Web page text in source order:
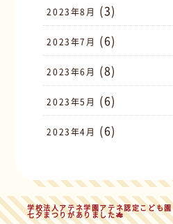
2023年8月 (3)
2023年7月 (6)
2023年6月 (8)
2023年5月 (6)
2023年4月 (6)
学校法人アテネ学園アテネ認定こども園
七夕まつりがありました🎋